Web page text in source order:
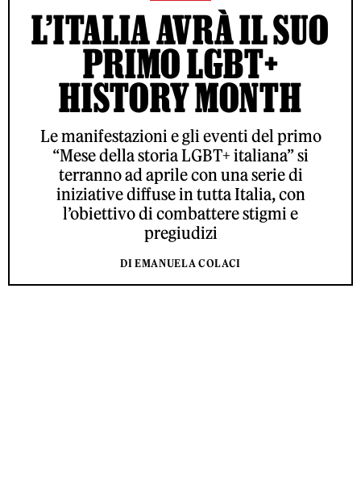
L’ITALIA AVRÀ IL SUO
PRIMO LGBT+
HISTORY MONTH
Le manifestazioni e gli eventi del primo
“Mese della storia LGBT+ italiana” si
terranno ad aprile con una serie di
iniziative diffuse in tutta Italia, con
l’obiettivo di combattere stigmi e
pregiudizi
DI EMANUELA COLACI